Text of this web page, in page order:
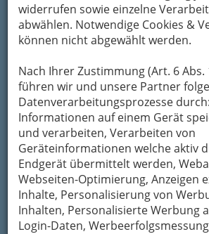
widerrufen sowie einzelne
abwählen. Notwendige Cookies &
können nicht abgewählt werden.
Nach Ihrer Zustimmung (Art. 6 Abs.
führen wir und unsere Partner
Datenverarbeitungsprozesse durch:
Informationen auf einem Gerät
und verarbeiten, Verarbeiten von
Geräteinformationen welche aktiv
Endgerät übermittelt werden,
Webseiten-Optimierung, Anzeigen
Inhalte, Personalisierung von
Inhalten, Personalisierte Werbung
Login-Daten, Werbeerfolgsmessung
15.9.2026 10:00 - 10:30
22.9.2026 10:00 - 10:30
29.9.2026 10:00 - 10:30
6.10.2026 10:00 - 10:30
13.10.2026 10:00 - 10:30
20.10.2026 10:00 - 10:30
Ort
Bad zur Sonne
Feuerbachgasse 11 - 13, 8020 Graz